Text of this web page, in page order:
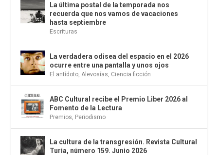
La última postal de la temporada nos
recuerda que nos vamos de vacaciones
hasta septiembre
Escrituras
La verdadera odisea del espacio en el 2026
ocurre entre una pantalla y unos ojos
El antídoto,Alevosías, Ciencia ficción
ABC Cultural recibe el Premio Liber 2026 al
Fomento de la Lectura
Premios, Periodismo
La cultura de la transgresión. Revista Cultural
Turia, número 159. Junio 2026